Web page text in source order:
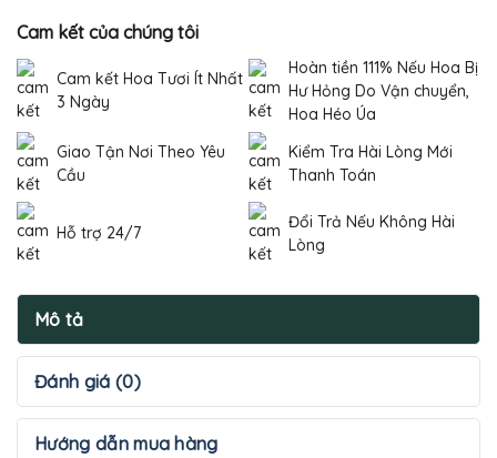
Cam kết của chúng tôi
Cam kết Hoa Tươi Ít Nhất
3 Ngày
Hoàn tiền 111% Nếu Hoa Bị
Hư Hỏng Do Vận chuyển,
Hoa Héo Úa
Giao Tận Nơi Theo Yêu
Cầu
Kiểm Tra Hài Lòng Mới
Thanh Toán
Hỗ trợ 24/7
Đổi Trả Nếu Không Hài
Lòng
Mô tả
Đánh giá (0)
Hướng dẫn mua hàng